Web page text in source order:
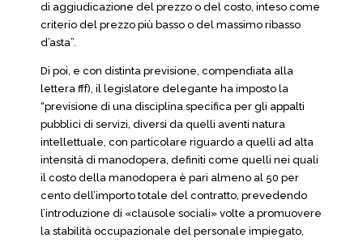
di aggiudicazione del prezzo o del costo, inteso come
criterio del prezzo più basso o del massimo ribasso
d’asta”.
Di poi, e con distinta previsione, compendiata alla
lettera fff), il legislatore delegante ha imposto la
“previsione di una disciplina specifica per gli appalti
pubblici di servizi, diversi da quelli aventi natura
intellettuale, con particolare riguardo a quelli ad alta
intensità di manodopera, definiti come quelli nei quali
il costo della manodopera è pari almeno al 50 per
cento dell’importo totale del contratto, prevedendo
l’introduzione di «clausole sociali» volte a promuovere
la stabilità occupazionale del personale impiegato,